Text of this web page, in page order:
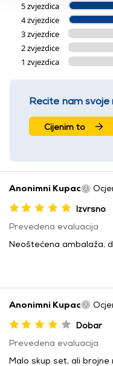
5 zvjezdica
4 zvjezdice
3 zvjezdice
2 zvjezdice
1 zvjezdica
Recite nam svoje
Cijenim to
Anonimni Kupac
Izvrsno
Prevedena evaluacija
Neoštećena ambalaža,
Anonimni Kupac
Dobar
Prevedena evaluacija
Malo skup set, ali brojne